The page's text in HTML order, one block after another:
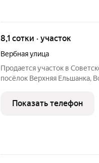
8,1 сотки · участок
Вербная улица
Продается участок в
посёлок Верхняя Ельшанка,
на ЖД больницу. Показ в
Показать телефон